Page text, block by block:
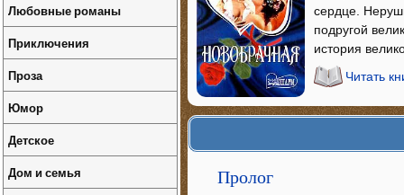
сердце.
подругой
история
Читать
Пролог
Любовные романы
Приключения
Проза
Юмор
Детское
Дом и семья